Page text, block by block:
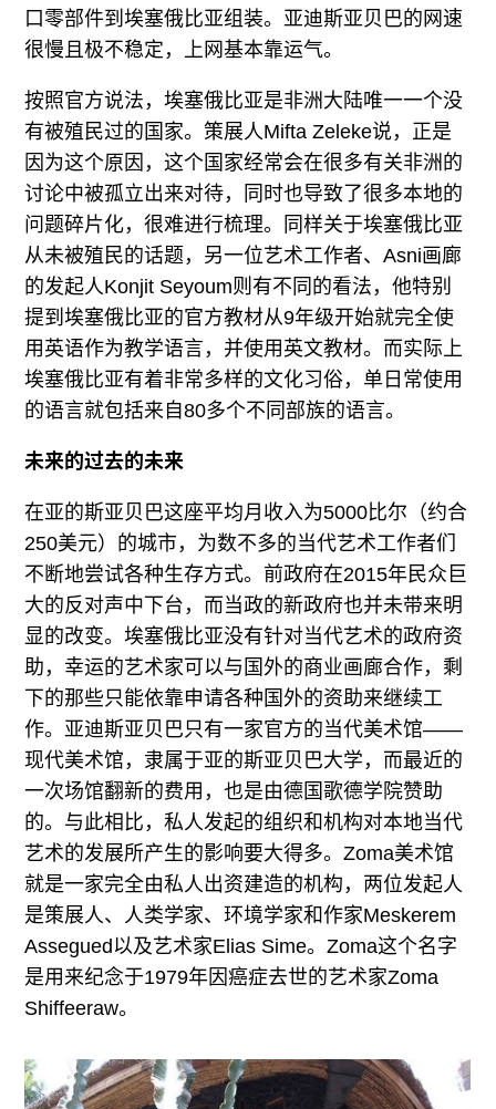
口零部件到埃塞俄比亚组装。亚迪斯亚贝巴的网速
很慢且极不稳定，上网基本靠运气。
按照官方说法，埃塞俄比亚是非洲大陆唯一一个没
有被殖民过的国家。策展人Mifta Zeleke说，正是
因为这个原因，这个国家经常会在很多有关非洲的
讨论中被孤立出来对待，同时也导致了很多本地的
问题碎片化，很难进行梳理。同样关于埃塞俄比亚
从未被殖民的话题，另一位艺术工作者、Asni画廊
的发起人Konjit Seyoum则有不同的看法，他特别
提到埃塞俄比亚的官方教材从9年级开始就完全使
用英语作为教学语言，并使用英文教材。而实际上
埃塞俄比亚有着非常多样的文化习俗，单日常使用
的语言就包括来自80多个不同部族的语言。
未来的过去的未来
在亚的斯亚贝巴这座平均月收入为5000比尔（约合
250美元）的城市，为数不多的当代艺术工作者们
不断地尝试各种生存方式。前政府在2015年民众巨
大的反对声中下台，而当政的新政府也并未带来明
显的改变。埃塞俄比亚没有针对当代艺术的政府资
助，幸运的艺术家可以与国外的商业画廊合作，剩
下的那些只能依靠申请各种国外的资助来继续工
作。亚迪斯亚贝巴只有一家官方的当代美术馆——
现代美术馆，隶属于亚的斯亚贝巴大学，而最近的
一次场馆翻新的费用，也是由德国歌德学院赞助
的。与此相比，私人发起的组织和机构对本地当代
艺术的发展所产生的影响要大得多。Zoma美术馆
就是一家完全由私人出资建造的机构，两位发起人
是策展人、人类学家、环境学家和作家Meskerem
Assegued以及艺术家Elias Sime。Zoma这个名字
是用来纪念于1979年因癌症去世的艺术家Zoma
Shiffeeraw。